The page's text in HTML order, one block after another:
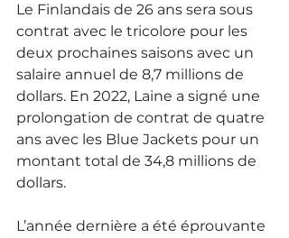
Le Finlandais de 26 ans sera sous
contrat avec le tricolore pour les
deux prochaines saisons avec un
salaire annuel de 8,7 millions de
dollars. En 2022, Laine a signé une
prolongation de contrat de quatre
ans avec les Blue Jackets pour un
montant total de 34,8 millions de
dollars.
L’année dernière a été éprouvante